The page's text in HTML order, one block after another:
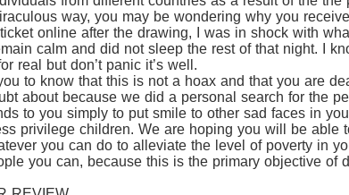
way, you may be wondering why you receive
online after the drawing, I was in shock with
calm and did not sleep the rest of that night. I
real but don’t panic it’s well.
to know that this is not a hoax and that you are
about because we did a personal search for the
to you simply to put smile to other sad faces in
privilege children. We are hoping you will be able
you can do to alleviate the level of poverty in
you can, because this is the primary objective of